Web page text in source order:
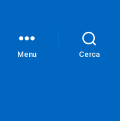
Menu Cerca